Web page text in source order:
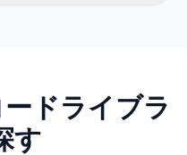
ドライブラ
す